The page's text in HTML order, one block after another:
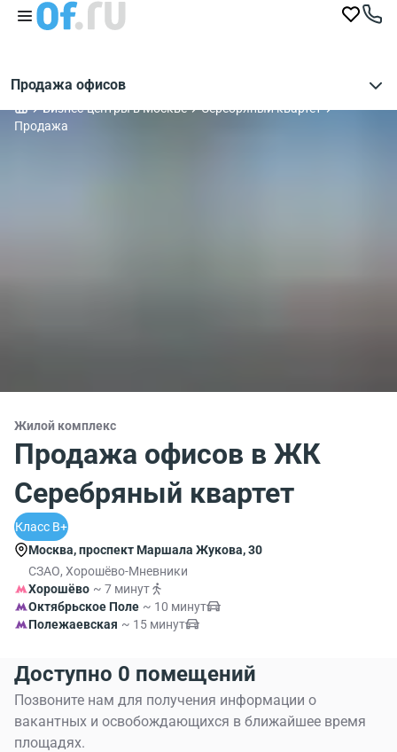
Продажа офисов
Бизнес-центры в Москве
Серебряный квартет
Продажа
Жилой комплекс
Продажа офисов в ЖК
Серебряный квартет
Класс B+
Москва, проспект Маршала Жукова, 30
СЗАО, Хорошёво-Мневники
Хорошёво ~ 7 минут
Октябрьское Поле ~ 10 минут
Полежаевская ~ 15 минут
Доступно 0 помещений
Позвоните нам для получения информации о
вакантных и освобождающихся в ближайшее время
площадях.